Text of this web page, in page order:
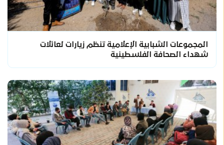
المجموعات الشبابية الإعلامية تنظم زيارات لعائلات
شهداء الصحافة الفلسطينية